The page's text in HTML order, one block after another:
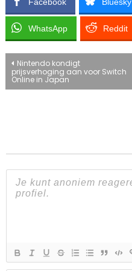
WhatsApp Reddit
Bericht
navigatie
Nintendo kondigt
prijsverhoging aan voor Switch
Online in Japan